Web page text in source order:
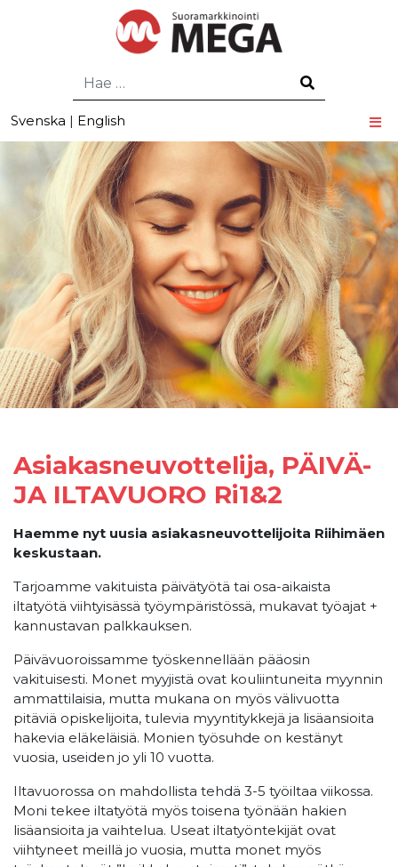
Hae
Svenska | English
Asiakasneuvottelija, PÄIVÄ-
JA ILTAVUORO Ri1&2
Haemme nyt uusia asiakasneuvottelijoita Riihimäen
keskustaan.
Tarjoamme vakituista päivätyötä tai osa-aikaista
iltatyötä viihtyisässä työympäristössä, mukavat työajat +
kannustavan palkkauksen.
Päivävuoroissamme työskennellään pääosin
vakituisesti. Monet myyjistä ovat kouliintuneita myynnin
ammattilaisia, mutta mukana on myös välivuotta
pitäviä opiskelijoita, tulevia myyntitykkejä ja lisäansioita
hakevia eläkeläisiä. Monien työsuhde on kestänyt
vuosia, useiden jo yli 10 vuotta.
Iltavuorossa on mahdollista tehdä 3-5 työiltaa viikossa.
Moni tekee iltatyötä myös toisena työnään hakien
lisäansioita ja vaihtelua. Useat iltatyöntekijät ovat
viihtyneet meillä jo vuosia, mutta monet myös